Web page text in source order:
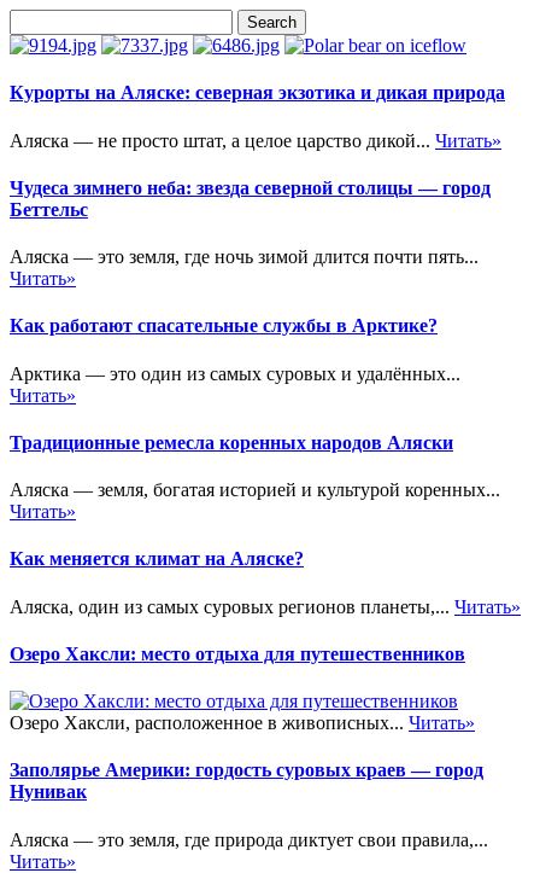
Курорты на Аляске: северная экзотика и дикая природа
Аляска — не просто штат, а целое царство дикой... Читать»
Чудеса зимнего неба: звезда северной столицы — город
Беттельс
Аляска — это земля, где ночь зимой длится почти пять...
Читать»
Как работают спасательные службы в Арктике?
Арктика — это один из самых суровых и удалённых...
Читать»
Традиционные ремесла коренных народов Аляски
Аляска — земля, богатая историей и культурой коренных...
Читать»
Как меняется климат на Аляске?
Аляска, один из самых суровых регионов планеты,... Читать»
Озеро Хаксли: место отдыха для путешественников
Озеро Хаксли, расположенное в живописных... Читать»
Заполярье Америки: гордость суровых краев — город
Нунивак
Аляска — это земля, где природа диктует свои правила,...
Читать»